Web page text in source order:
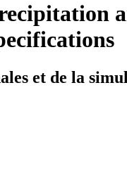
et de la